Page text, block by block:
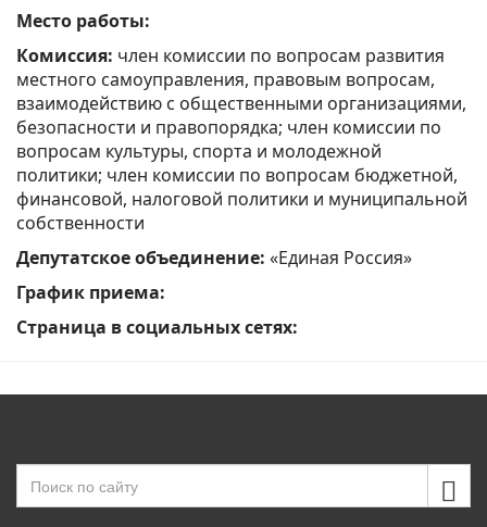
Место работы:
Комиссия: член комиссии по вопросам развития
местного самоуправления, правовым вопросам,
взаимодействию с общественными организациями,
безопасности и правопорядка; член комиссии по
вопросам культуры, спорта и молодежной
политики; член комиссии по вопросам бюджетной,
финансовой, налоговой политики и муниципальной
собственности
Депутатское объединение: «Единая Россия»
График приема:
Страница в социальных сетях: